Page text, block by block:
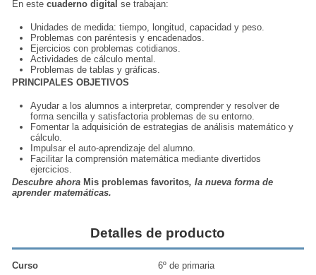
En estecuaderno digital se trabajan:
Unidades de medida: tiempo, longitud, capacidad y peso.
Problemas con paréntesis y encadenados.
Ejercicios con problemas cotidianos.
Actividades de cálculo mental.
Problemas de tablas y gráficas.
PRINCIPALES OBJETIVOS
Ayudar a los alumnos a interpretar, comprender y resolver de
forma sencilla y satisfactoria problemas de su entorno.
Fomentar la adquisición de estrategias de análisis matemático y
cálculo.
Impulsar el auto-aprendizaje del alumno.
Facilitar la comprensión matemática mediante divertidos
ejercicios.
Descubre ahora Mis problemas favoritos, la nueva forma de
aprender matemáticas.
Detalles de producto
Curso
6º de primaria